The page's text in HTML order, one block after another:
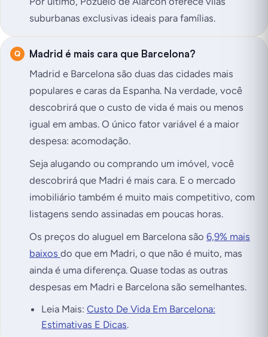
suburbanas exclusivas ideais para famílias.
Madrid é mais cara que Barcelona?
Madrid e Barcelona são duas das cidades mais
populares e caras da Espanha. Na verdade, você
descobrirá que o custo de vida é mais ou menos
igual em ambas. O único fator variável é a maior
despesa: acomodação.
Seja alugando ou comprando um imóvel, você
descobrirá que Madri é mais cara. E o mercado
imobiliário também é muito mais competitivo, com
listagens sendo assinadas em poucas horas.
Os preços do aluguel em Barcelona são 6,9% mais
baixos do que em Madri, o que não é muito, mas
ainda é uma diferença. Quase todas as outras
despesas em Madri e Barcelona são semelhantes.
Leia Mais: Custo De Vida Em Barcelona:
Estimativas E Dicas.